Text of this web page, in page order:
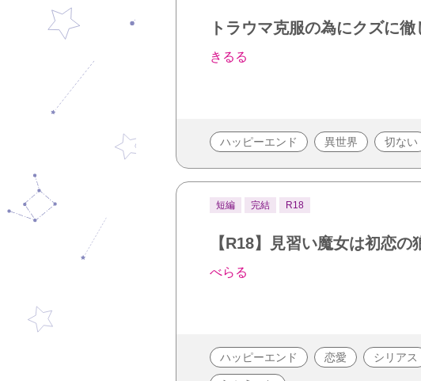
トラウマ克服の為にクズに徹
きるる
ハッピーエンド 異世界 切ない
短編 完結 R18
【R18】見習い魔女は初恋の
べらる
ハッピーエンド 恋愛 シリアス